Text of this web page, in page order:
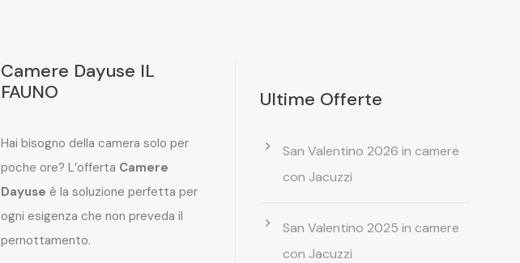
Camere Dayuse IL
FAUNO
Hai bisogno della camera solo per
poche ore? L’offerta Camere
Dayuse è la soluzione perfetta per
ogni esigenza che non preveda il
pernottamento.
Ultime Offerte
San Valentino 2026 in camere
con Jacuzzi
San Valentino 2025 in camere
con Jacuzzi